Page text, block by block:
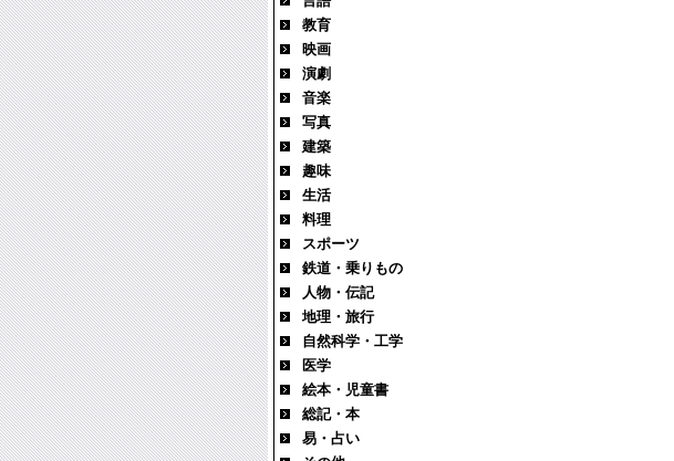
教育
映画
演劇
音楽
写真
建築
趣味
生活
料理
スポーツ
鉄道・乗りもの
人物・伝記
地理・旅行
自然科学・工学
医学
絵本・児童書
総記・本
易・占い